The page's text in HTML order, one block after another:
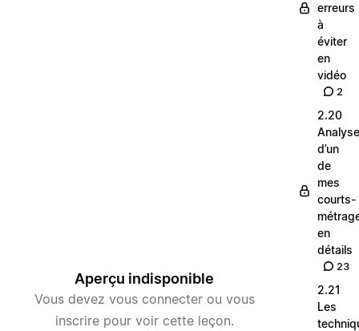
Aperçu indisponible
Vous devez vous connecter ou vous
inscrire pour voir cette leçon.
erreurs
à
éviter
en
vidéo
2
2.20
Analyse
d’un
de
mes
courts-
en
détails
23
2.21
Les